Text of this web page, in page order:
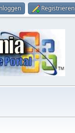
Registrieren